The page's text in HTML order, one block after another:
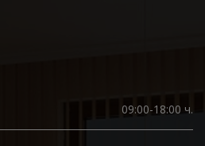
09:00-18:00 ч.